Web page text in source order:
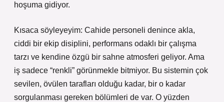
hoşuma gidiyor.
Kısaca söyleyeyim: Cahide personeli denince akla,
ciddi bir ekip disiplini, performans odaklı bir çalışma
tarzı ve kendine özgü bir sahne atmosferi geliyor. Ama
iş sadece “renkli” görünmekle bitmiyor. Bu sistemin çok
sevilen, övülen tarafları olduğu kadar, bir o kadar
sorgulanması gereken bölümleri de var. O yüzden